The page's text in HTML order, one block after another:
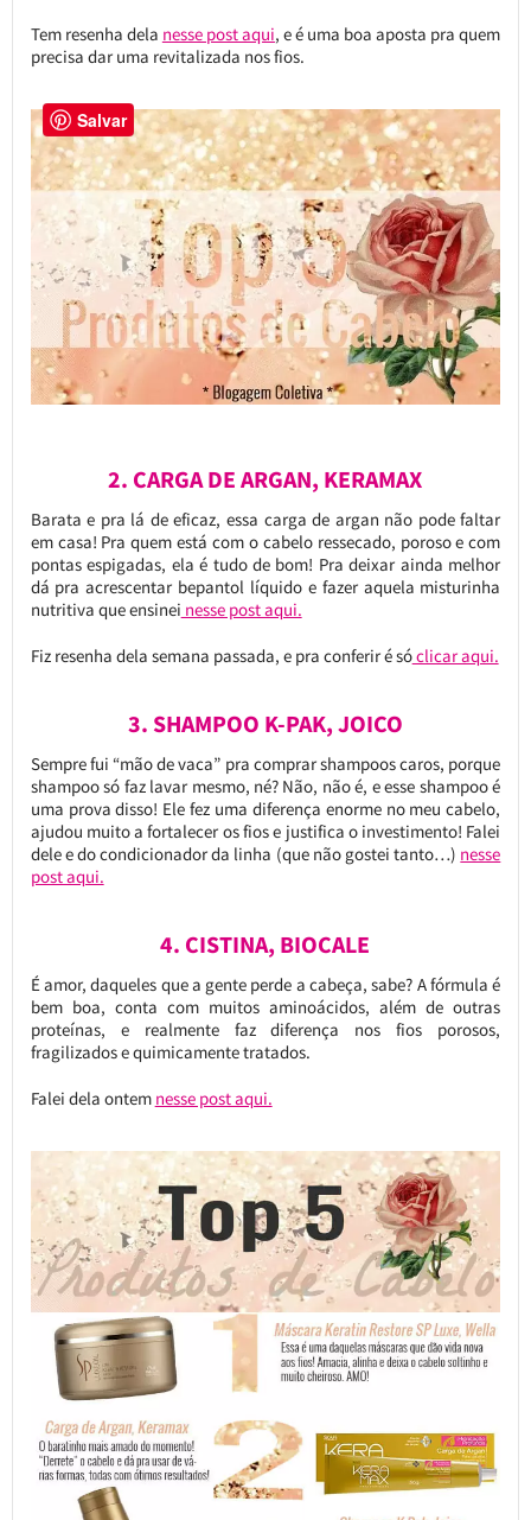
Tem resenha dela nesse post aqui, e é uma boa aposta pra quem
precisa dar uma revitalizada nos fios.
2. CARGA DE ARGAN, KERAMAX
Barata e pra lá de eficaz, essa carga de argan não pode faltar
em casa! Pra quem está com o cabelo ressecado, poroso e com
pontas espigadas, ela é tudo de bom! Pra deixar ainda melhor
dá pra acrescentar bepantol líquido e fazer aquela misturinha
nutritiva que ensinei nesse post aqui.
Fiz resenha dela semana passada, e pra conferir é sóclicar aqui.
3. SHAMPOO K-PAK, JOICO
Sempre fui “mão de vaca” pra comprar shampoos caros, porque
shampoo só faz lavar mesmo, né? Não, não é, e esse shampoo é
uma prova disso! Ele fez uma diferença enorme no meu cabelo,
ajudou muito a fortalecer os fios e justifica o investimento! Falei
dele e do condicionador da linha (que não gostei tanto…) nesse
post aqui.
4. CISTINA, BIOCALE
É amor, daqueles que a gente perde a cabeça, sabe? A fórmula é
bem boa, conta com muitos aminoácidos, além de outras
proteínas, e realmente faz diferença nos fios porosos,
fragilizados e quimicamente tratados.
Falei dela ontem nesse post aqui.
Salvar